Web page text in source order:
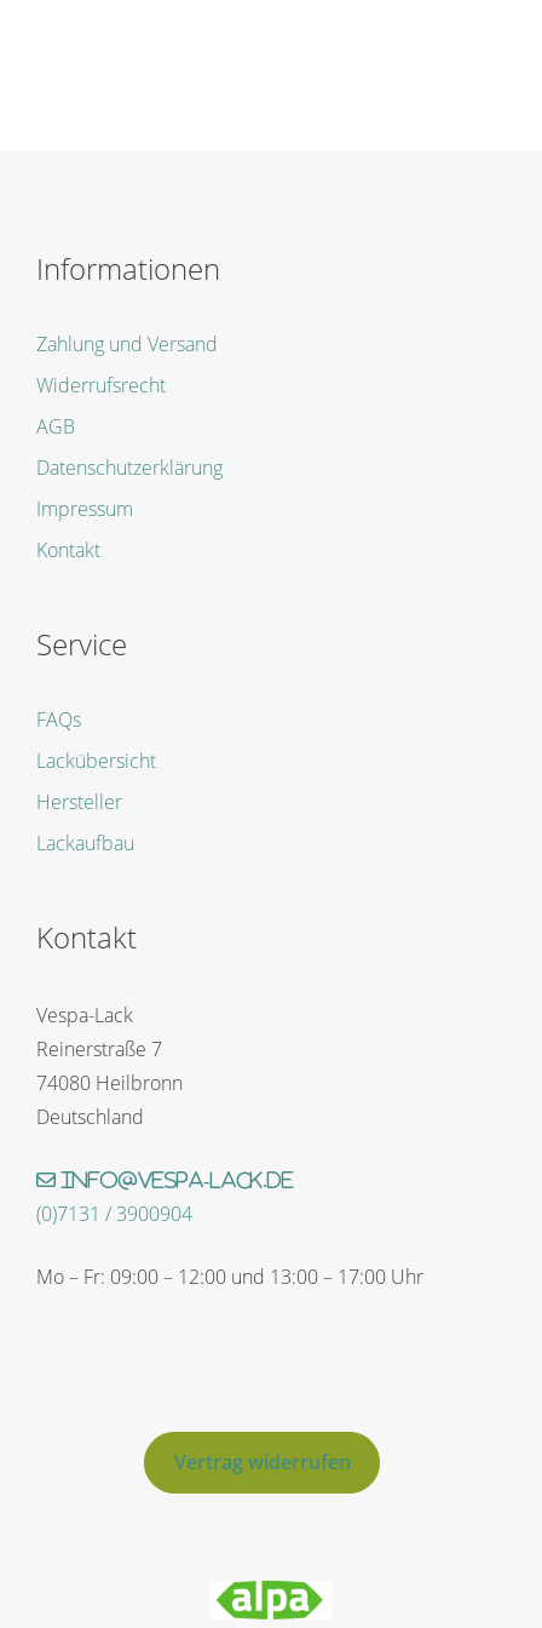
Informationen
Zahlung und Versand
Widerrufsrecht
AGB
Datenschutzerklärung
Impressum
Kontakt
Service
FAQs
Lackübersicht
Hersteller
Lackaufbau
Kontakt
Vespa-Lack
Reinerstraße 7
74080 Heilbronn
Deutschland
info@vespa-lack.de
(0)7131 / 3900904
Mo – Fr: 09:00 – 12:00 und 13:00 – 17:00 Uhr
Vertrag widerrufen